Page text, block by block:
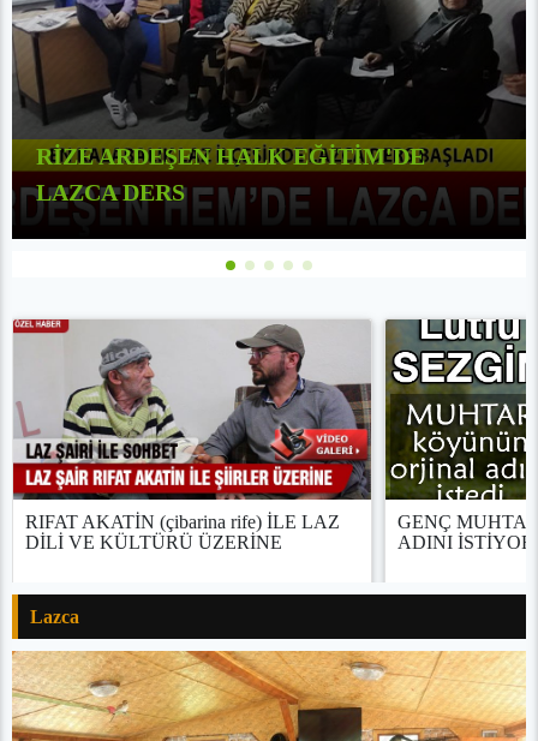
RİZE ARDEŞEN HALK EĞİTİM'DE
LAZCA DERS
RIFAT AKATİN (çibarina rife) İLE LAZ
DİLİ VE KÜLTÜRÜ ÜZERİNE
GENÇ
ADINI İSTİYOR
Lazca